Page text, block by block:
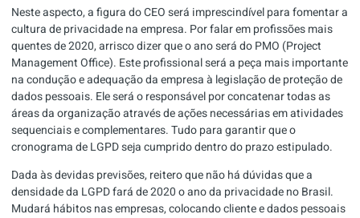
Neste aspecto, a figura do CEO será imprescindível para fomentar a
cultura de privacidade na empresa. Por falar em profissões mais
quentes de 2020, arrisco dizer que o ano será do PMO (Project
Management Office). Este profissional será a peça mais importante
na condução e adequação da empresa à legislação de proteção de
dados pessoais. Ele será o responsável por concatenar todas as
áreas da organização através de ações necessárias em atividades
sequenciais e complementares. Tudo para garantir que o
cronograma de LGPD seja cumprido dentro do prazo estipulado.
Dada às devidas previsões, reitero que não há dúvidas que a
densidade da LGPD fará de 2020 o ano da privacidade no Brasil.
Mudará hábitos nas empresas, colocando cliente e dados pessoais